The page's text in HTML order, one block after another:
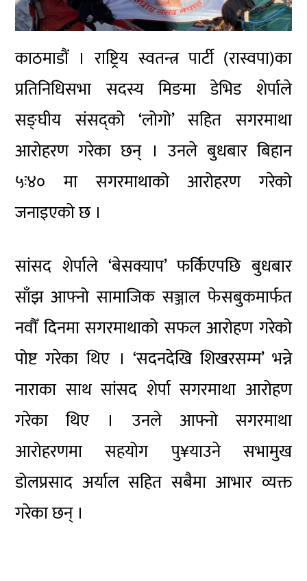
काठमाडौं । राष्ट्रिय स्वतन्त्र पार्टी (रास्वपा)का
प्रतिनिधिसभा सदस्य मिङमा डेभिड शेर्पाले
सङ्घीय संसद्को ‘लोगो’ सहित सगरमाथा
आरोहरण गरेका छन् । उनले बुधबार बिहान
५ः४० मा सगरमाथाको आरोहरण गरेको
जनाइएको छ ।
सांसद शेर्पाले ‘बेसक्याप’ फर्किएपछि बुधबार
साँझ आफ्नो सामाजिक सञ्जाल फेसबुकमार्फत
नवौँ दिनमा सगरमाथाको सफल आरोहण गरेको
पोष्ट गरेका थिए । ‘सदनदेखि शिखरसम्म’ भन्ने
नाराका साथ सांसद शेर्पा सगरमाथा आरोहण
गरेका थिए । उनले आफ्नो सगरमाथा
आरोहरणमा सहयोग पु¥याउने सभामुख
डोलप्रसाद अर्याल सहित सबैमा आभार व्यक्त
गरेका छन् ।